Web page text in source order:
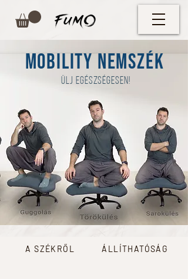
MOBility nemszék
ülj egészségesen!
A SZÉKRŐL ÁLLÍTHATÓSÁG